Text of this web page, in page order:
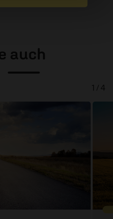
auch
1 / 4